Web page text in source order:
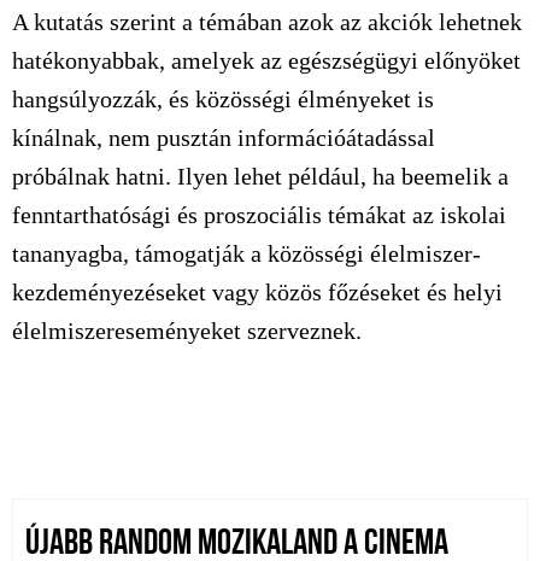
A kutatás szerint a témában azok az akciók lehetnek
hatékonyabbak, amelyek az egészségügyi előnyöket
hangsúlyozzák, és közösségi élményeket is
kínálnak, nem pusztán információátadással
próbálnak hatni. Ilyen lehet például, ha beemelik a
fenntarthatósági és proszociális témákat az iskolai
tananyagba, támogatják a közösségi élelmiszer-
kezdeményezéseket vagy közös főzéseket és helyi
élelmiszereseményeket szerveznek.
ÚJABB RANDOM MOZIKALAND A CINEMA